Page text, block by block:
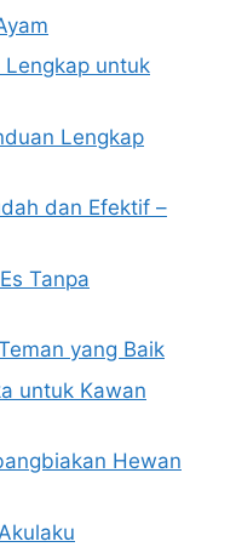
Lengkap untuk
Lengkap
dan Efektif –
Tanpa
yang Baik
untuk Kawan
Hewan